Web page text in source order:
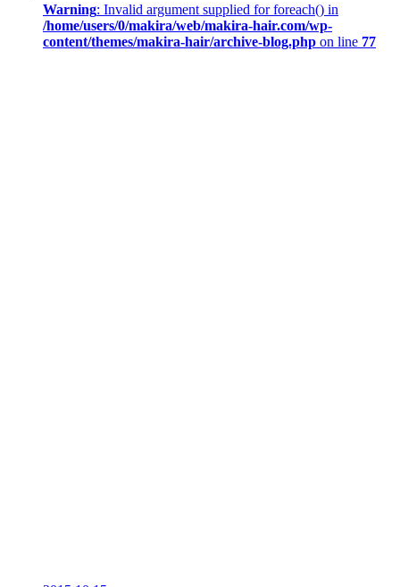
Warning: Invalid argument supplied for foreach() in
/home/users/0/makira/web/makira-hair.com/wp-
content/themes/makira-hair/archive-blog.php on line 77